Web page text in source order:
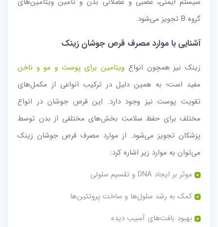
گروه B تجویز می‌شود.
آشنایی با موارد مصرف قرص جوشان زینک
زینک نیز همچون انواع ویتامین برای پوست و مو و ناخن
مفید است؛ به همین دلیل در ترکیب انواعی از مکمل‌های
تقویت پوست نیز وجود دارد. این قرص جوشان در انواع
مختلف برای حفظ سلامت بخش‌های مختلفی از بدن توسط
پزشکان تجویز می‌شود. از موارد مصرف قرص جوشان زینک
می‌توان به موارد زیر اشاره کرد:
موثر بر ایجاد DNA و تقسیم سلولی
کمک به رشد سلول‌ها و ساخت پروتئین‌ها
بهبود بافت‌های آسیب دیده